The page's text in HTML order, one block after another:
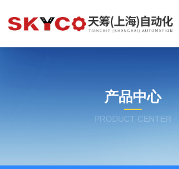
产品中心
PRODUCT CENTER